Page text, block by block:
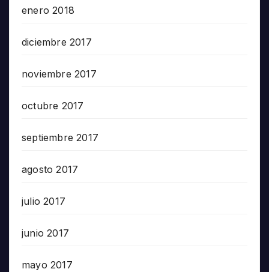
enero 2018
diciembre 2017
noviembre 2017
octubre 2017
septiembre 2017
agosto 2017
julio 2017
junio 2017
mayo 2017